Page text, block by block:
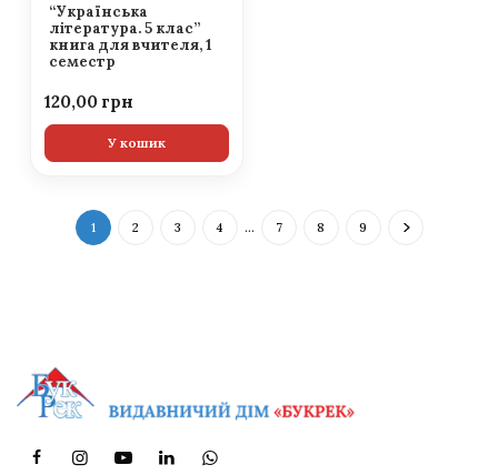
“Українська
література. 5 клас”
книга для вчителя, 1
семестр
120,00
У кошик
1 2 3 4 … 7 8 9